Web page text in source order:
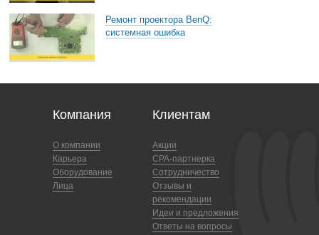
Ремонт проектора BenQ:
системная ошибка
Компания
О компании
Карьера
Оборудование
Лица
Клиентам
Акции
CPA-партнерка
Сотрудничество
Отзывы и
рекомендации
Идеи и предложения
Ответы на вопросы